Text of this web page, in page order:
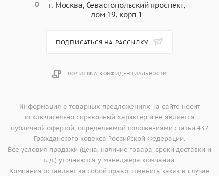
г. Москва, Севастопольский проспект,
дом 19, корп 1
ПОДПИСАТЬСЯ НА РАССЫЛКУ
ПОЛИТИКА КОНФИДЕНЦИАЛЬНОСТИ
Информация о товарных предложениях на сайте носит
исключительно справочный характер и не является
публичной офертой, определяемой положениями статьи 437
Гражданского кодекса Российской Федерации.
Все условия продажи (цена, наличие товара, сроки доставки и
т. д.) уточняются у менеджера компании.
Компания оставляет за собой право отменить заказ в случае